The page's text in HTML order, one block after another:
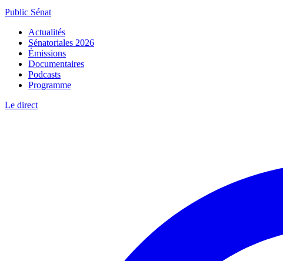
Public Sénat
Actualités
Sénatoriales 2026
Émissions
Documentaires
Podcasts
Programme
Le direct